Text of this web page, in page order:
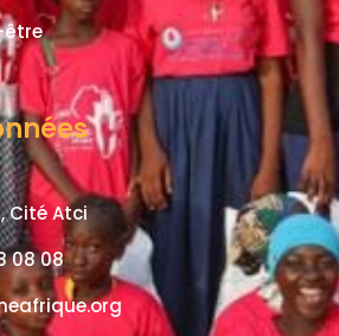
être
Cité Atci
08 08